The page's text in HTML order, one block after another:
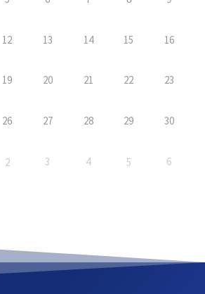
12 13 14 15 16
19 20 21 22 23
26 27 28 29 30
2 3 4 5 6